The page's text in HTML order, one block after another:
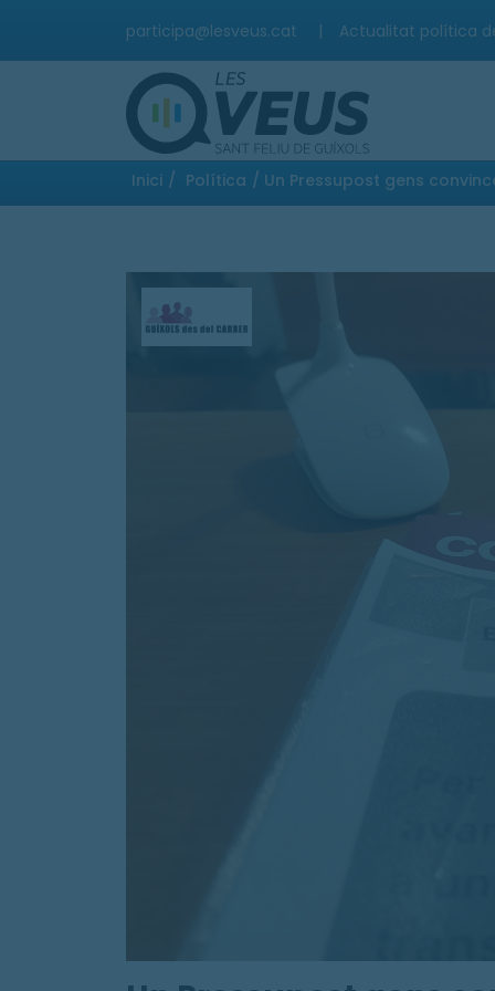
participa@lesveus.cat | Actualitat política
Inici / Política / Un Pressupost gens